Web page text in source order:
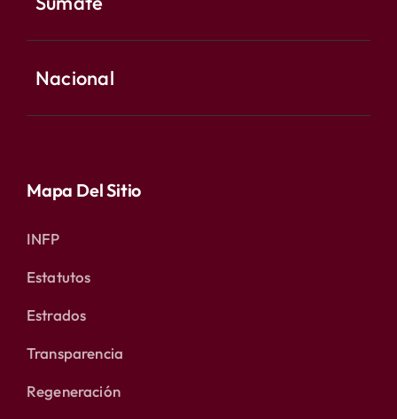
Nacional
Mapa Del Sitio
INFP
Estatutos
Estrados
Transparencia
Regeneración